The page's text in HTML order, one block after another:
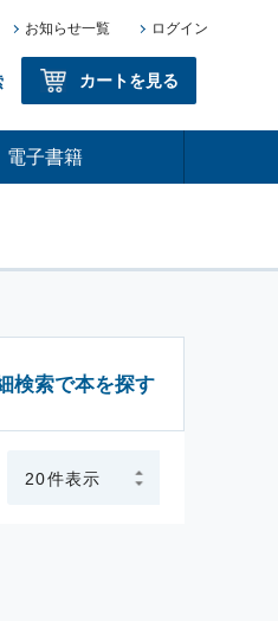
お知らせ一覧 ログイン
カートを見る
電子書籍
検索で本を探す